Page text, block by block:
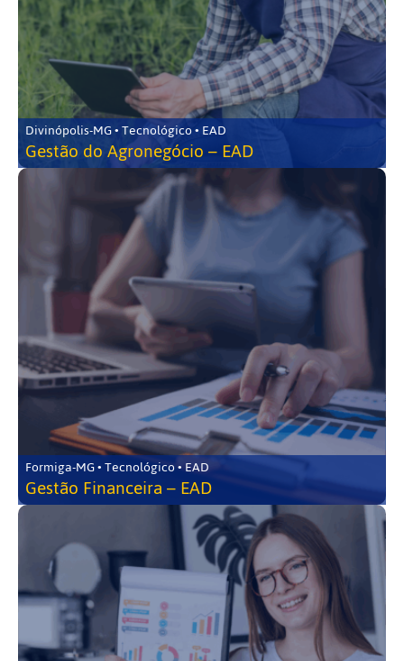
Divinópolis-MG • Tecnológico • EAD
Gestão do Agronegócio – EAD
Formiga-MG • Tecnológico • EAD
Gestão Financeira – EAD